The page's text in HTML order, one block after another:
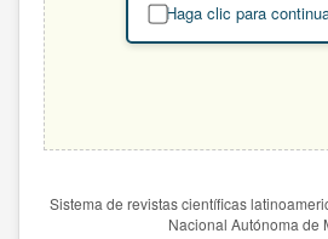
Haga clic para
Sistema de revistas científicas
Nacional Autónoma de